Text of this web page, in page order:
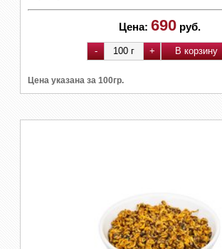
Цена: 690 руб.
Цена указана за 100гр.